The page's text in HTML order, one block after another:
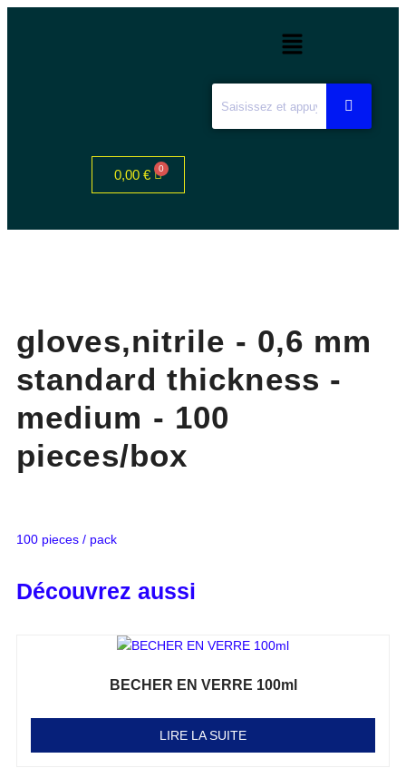
0,00 €
gloves,nitrile - 0,6 mm
standard thickness -
medium - 100
pieces/box
100 pieces / pack
Découvrez aussi
BECHER EN VERRE 100ml
LIRE LA SUITE